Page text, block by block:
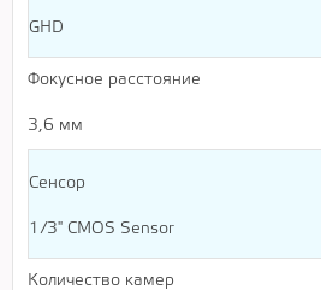
GHD
Фокусное расстояние
3,6 мм
Сенсор
1/3" CMOS Sensor
Количество камер